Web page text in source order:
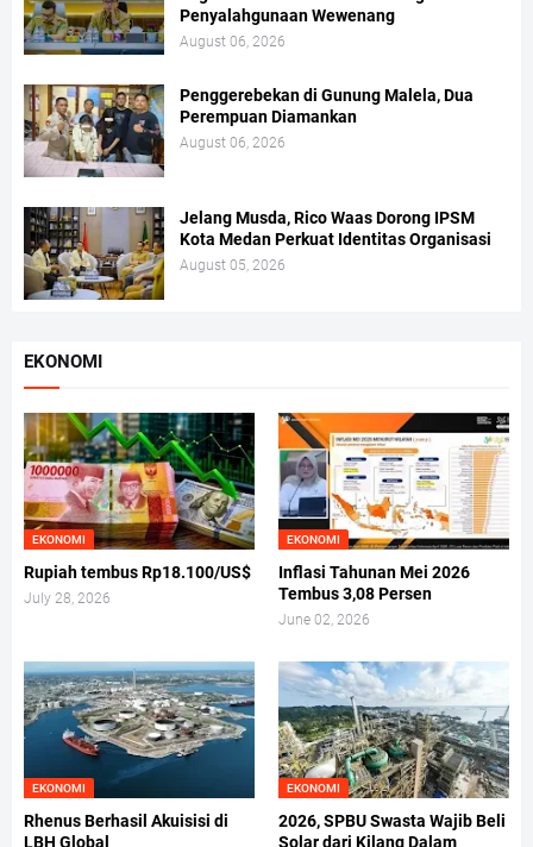
Penyalahgunaan Wewenang
August 06, 2026
Penggerebekan di Gunung Malela, Dua
Perempuan Diamankan
August 06, 2026
Jelang Musda, Rico Waas Dorong IPSM
Kota Medan Perkuat Identitas Organisasi
August 05, 2026
EKONOMI
EKONOMI
Rupiah tembus Rp18.100/US$
July 28, 2026
EKONOMI
Inflasi Tahunan Mei 2026
Tembus 3,08 Persen
June 02, 2026
EKONOMI
Rhenus Berhasil Akuisisi di
LBH Global
EKONOMI
2026, SPBU Swasta Wajib Beli
Solar dari Kilang Dalam